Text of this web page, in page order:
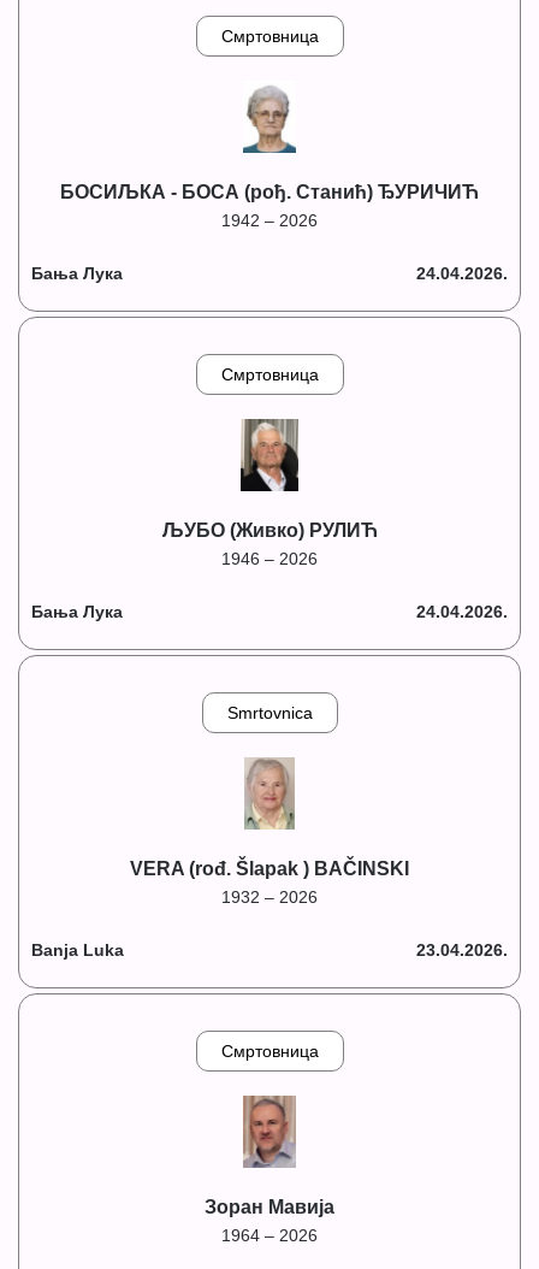
Смртовница
БОСИЉКА - БОСА (рођ. Станић) ЂУРИЧИЋ
1942 – 2026
Бања Лука 24.04.2026.
Смртовница
ЉУБО (Живко) РУЛИЋ
1946 – 2026
Бања Лука 24.04.2026.
Smrtovnica
VERA (rođ. Šlapak ) BAČINSKI
1932 – 2026
Banja Luka 23.04.2026.
Смртовница
Зоран Мавија
1964 – 2026